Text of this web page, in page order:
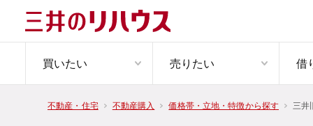
買いたい 売りたい 借
不動産・住宅 不動産購入 価格帯・立地・特徴から探す 三井